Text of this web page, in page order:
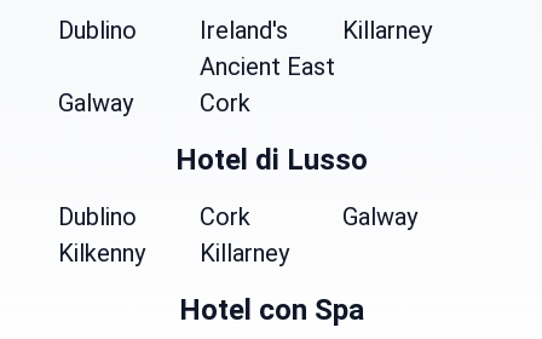
Dublino
Ireland's
Ancient East
Killarney
Galway Cork
Hotel di Lusso
Dublino Cork
Galway
Kilkenny
Killarney
Hotel con Spa